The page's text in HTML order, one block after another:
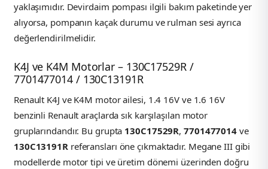
yaklaşımıdır. Devirdaim pompası ilgili bakım paketinde yer
alıyorsa, pompanın kaçak durumu ve rulman sesi ayrıca
değerlendirilmelidir.
K4J ve K4M Motorlar – 130C17529R /
7701477014 / 130C13191R
Renault K4J ve K4M motor ailesi, 1.4 16V ve 1.6 16V
benzinli Renault araçlarda sık karşılaşılan motor
gruplarındandır. Bu grupta 130C17529R,7701477014 ve
130C13191Rreferansları öne çıkmaktadır. Megane III gibi
modellerde motor tipi ve üretim dönemi üzerinden doğru